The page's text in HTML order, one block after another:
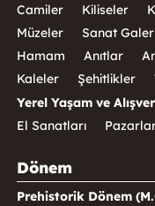
Camiler
Kiliseler
Müzeler
Sanat
Hamam
Anıtlar
Kaleler
Şehitlikler
Yerel Yaşam ve
El Sanatları
Dönem
Prehistorik Dönem